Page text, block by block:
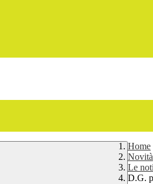
Home
Novità
Le
D.G.